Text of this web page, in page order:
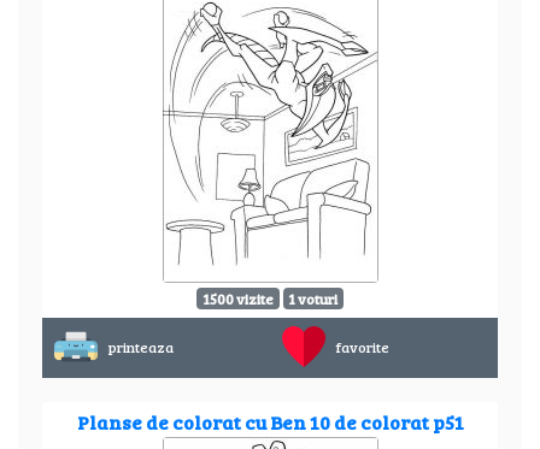
1500 vizite 1 voturi
printeaza favorite
Planse de colorat cu Ben 10 de colorat p51